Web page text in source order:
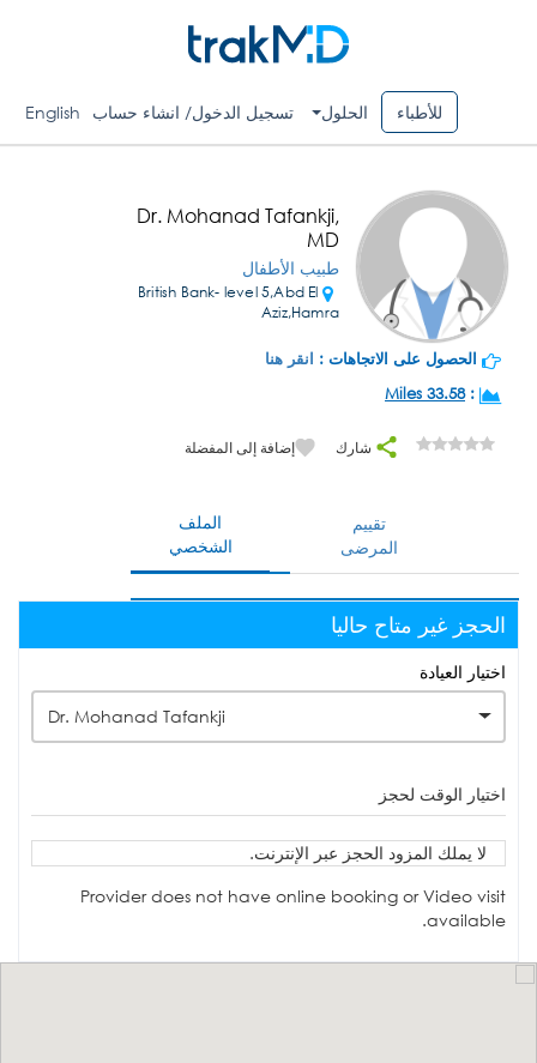
للأطباء الحلول تسجيل الدخول/ انشاء حساب English
Dr. Mohanad Tafankji,
MD
طبيب الأطفال
British Bank- level 5,Abd El
Aziz,Hamra
الحصول على الاتجاهات : انقر هنا
:
33.58 Miles
شارك إضافة إلى المفضلة
الملف
الشخصي
تقييم
المرضى
الحجز غير متاح حاليا
اختيار العيادة
Dr. Mohanad Tafankji
اختيار الوقت لحجز
لا يملك المزود الحجز عبر الإنترنت.
Provider does not have online booking or Video visit
available.